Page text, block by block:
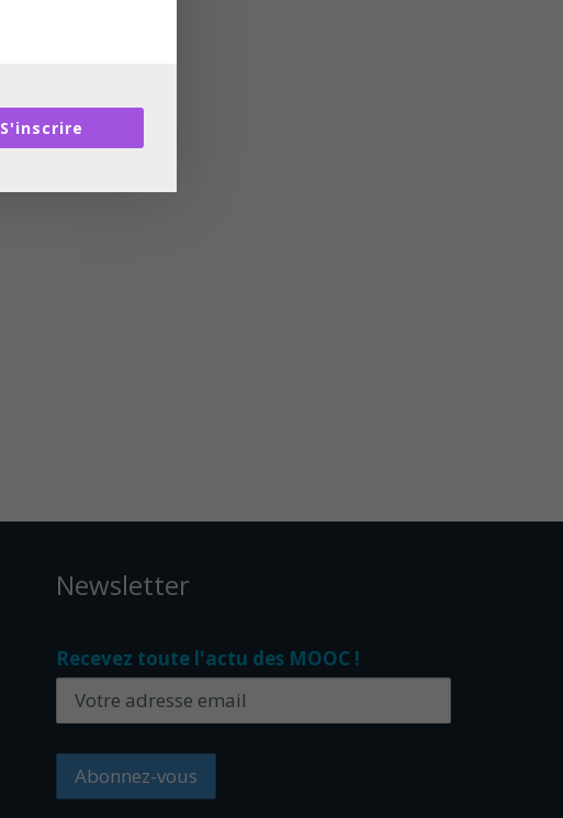
Newsletter
Recevez toute l'actu des MOOC !
S'inscrire